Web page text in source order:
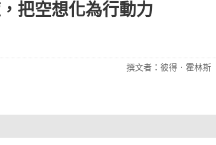
把空想化為行動力
撰文者：彼得．霍林斯